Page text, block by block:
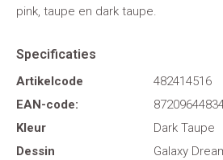
pink, taupe en dark taupe.
Specificaties
Artikelcode
482414516
EAN-code:
Kleur
Dark Taupe
Dessin
Galaxy